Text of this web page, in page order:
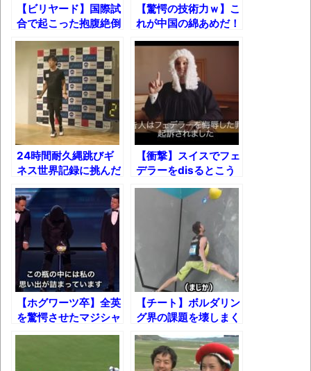
落ちるまで』
映画ちいかわ観に行ったので感想を書きま
す(若干ネタバレあり) 26/07/25
マケイン9巻＆アニメ公式ガイド感想
独学で挑んだ2026年二級建築士学科試験結
果速報（仮）
体験談：仕事で同じビルの中に入っている
グループ会社の嫁子 [ほのぼの]
葉月つばさちゃん、昔から見てるんだけど
かなりお姉さんになったね
壊れたエアコンと歌えないボク
バージョンアップ情報更新 AOMEI
Backupper Standard 8.3.0 などバージョンア
ップ
高嶋ちさ子、ダウン症の姉が暴行事件！事
件の一部始終と衝撃の結末
【呆然】北海道旅行ワイ「ウニイクラ丼特
【ビリヤード】国際試
合で起こった抱腹絶倒
セーフティ合戦ｗ
【驚愕の技術力ｗ】こ
れが中国の綿あめだ！
24時間耐久縄跳びギ
ネス世界記録に挑んだ
男～プロなわとびプレ
ーヤー生山ヒジキのド
キュメント～
【衝撃】スイスでフェ
デラーをdisるとこう
なるｗ【キング・オ
ブ・テニス】
【ホグワーツ卒】全英
を驚愕させたマジシャ
ンＸの究極の魔法!!
【チート】ボルダリン
グ界の課題を壊しまく
るドイツの巨人ヤンホ
イヤー選手！